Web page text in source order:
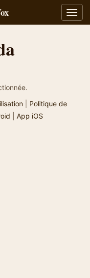
la
| Politique de
App iOS